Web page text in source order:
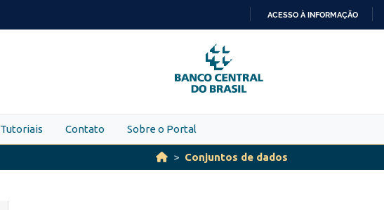
PARA
O
CONTEÚDO
ACESSO À INFORMAÇÃO
Tutoriais Contato Sobre o Portal
Conjuntos de dados